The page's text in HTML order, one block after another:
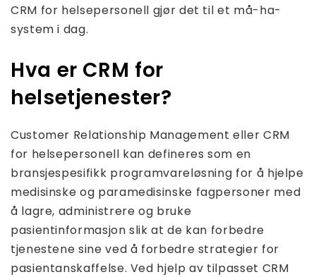
CRM for helsepersonell gjør det til et må-ha-
system i dag.
Hva er CRM for
helsetjenester?
Customer Relationship Management eller CRM
for helsepersonell kan defineres som en
bransjespesifikk programvareløsning for å hjelpe
medisinske og paramedisinske fagpersoner med
å lagre, administrere og bruke
pasientinformasjon slik at de kan forbedre
tjenestene sine ved å forbedre strategier for
pasientanskaffelse. Ved hjelp av tilpasset CRM